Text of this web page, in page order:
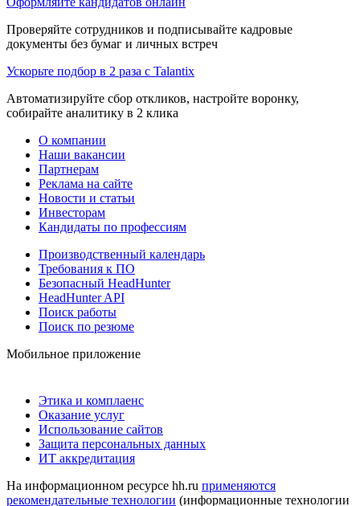
Проверяйте сотрудников и подписывайте кадровые
документы без бумаг и личных встреч
Ускорьте подбор в 2 раза с Talantix
Автоматизируйте сбор откликов, настройте воронку,
собирайте аналитику в 2 клика
О компании
Наши вакансии
Партнерам
Реклама на сайте
Новости и статьи
Инвесторам
Кандидаты по профессиям
Производственный календарь
Требования к ПО
Безопасный HeadHunter
HeadHunter API
Поиск работы
Поиск по резюме
Мобильное приложение
Этика и комплаенс
Оказание услуг
Использование сайтов
Защита персональных данных
ИТ аккредитация
На информационном ресурсе hh.ru применяются
рекомендательные технологии (информационные технологии